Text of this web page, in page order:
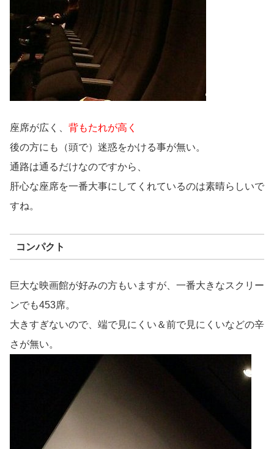
座席が広く、 背もたれが高く
後の方にも（頭で）迷惑をかける事が無い。
通路は通るだけなのですから、
肝心な座席を一番大事にしてくれているのは素晴らしいで
すね。
コンパクト
巨大な映画館が好みの方もいますが、一番大きなスクリー
ンでも453席。
大きすぎないので、端で見にくい＆前で見にくいなどの辛
さが無い。